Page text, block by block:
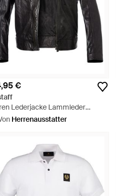
€
Lederjacke Lammleder
- Schwarz
Herrenausstatter